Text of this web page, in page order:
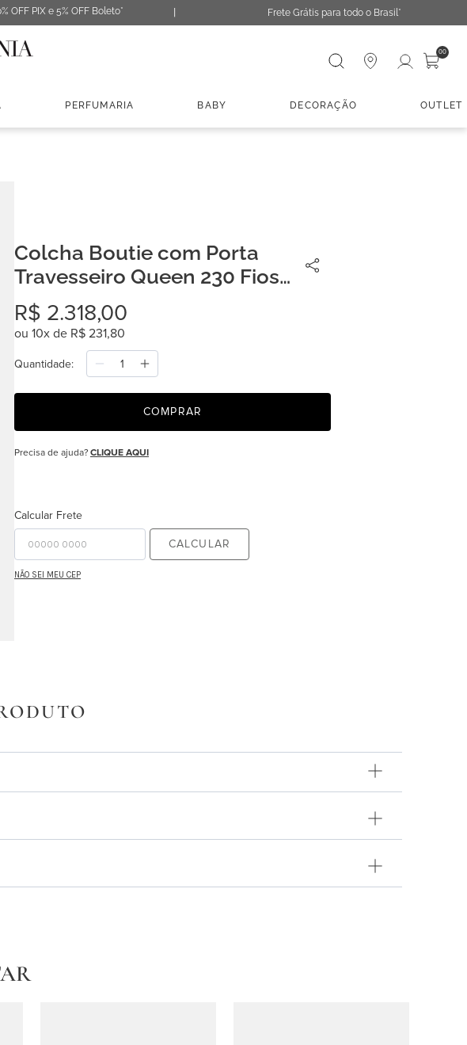
OFF PIX e 5% OFF Boleto* Frete Grátis para todo o Brasil*
Digite sua busca 00
PERFUMARIA BABY DECORAÇÃO OUTLET
Colcha Boutie com Porta
Travesseiro Queen 230 Fios
Majorelle
R$ 2.318,00
ou 10x de R$ 231,80
Quantidade
COMPRAR
Precisa de ajuda? CLIQUE AQUI
Calcular Frete
CALCULAR
NÃO SEI MEU CEP